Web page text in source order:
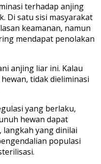
terhadap anjing
Di satu sisi masyarakat
keamanan, namun
mendapat penolakan
anjing liar ini. Kalau
tidak dieliminasi
yang berlaku,
hewan dapat
langkah yang dinilai
populasi